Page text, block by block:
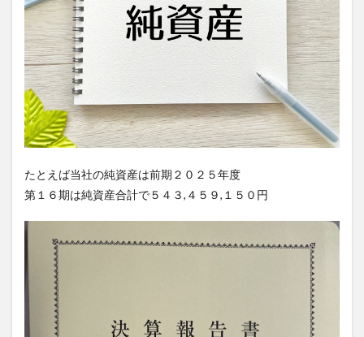
たとえば当社の純資産は前期２０２５年度
第１６期は純資産合計で５４３,４５９,１５０円